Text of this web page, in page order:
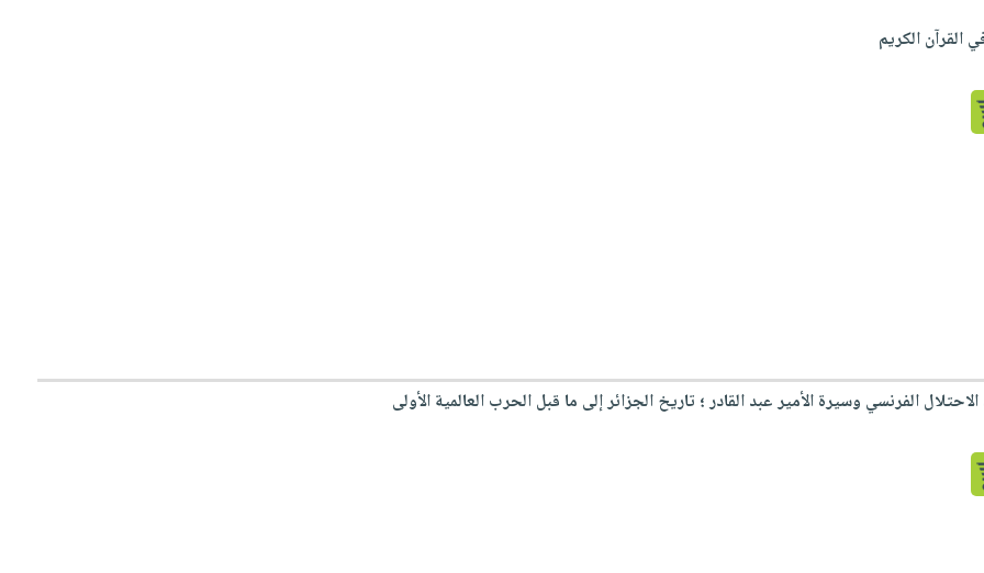
القرآن الكريم
الفرنسي وسيرة الأمير عبد القادر ؛ تاريخ الجزائر إلى ما قبل الحرب العالمية الأولى